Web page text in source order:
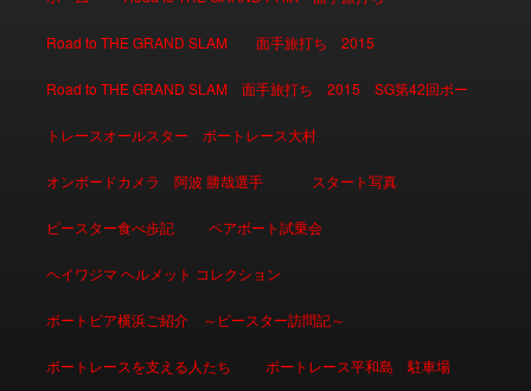
Road to THE GRAND SLAM 面手旅打ち 2015
Road to THE GRAND SLAM 面手旅打ち 2015 SG第42回ボー
トレースオールスター ボートレース大村
オンボードカメラ 阿波 勝哉選手 スタート写真
ピースター食べ歩記 ペアボート試乗会
ヘイワジマ ヘルメット コレクション
ボートピア横浜ご紹介 ～ピースター訪問記～
ボートレースを支える人たち ボートレース平和島 駐車場